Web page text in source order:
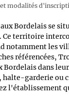
modalités
Bordelais se
territoire
notamment les
référencées,
dans
garderie ou
l'établissement